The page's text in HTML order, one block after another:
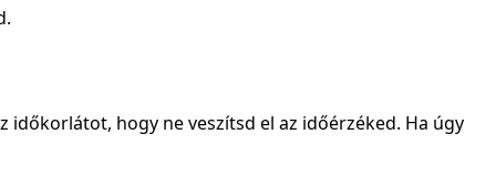
időkorlátot, hogy ne veszítsd el az időérzéked. Ha úgy